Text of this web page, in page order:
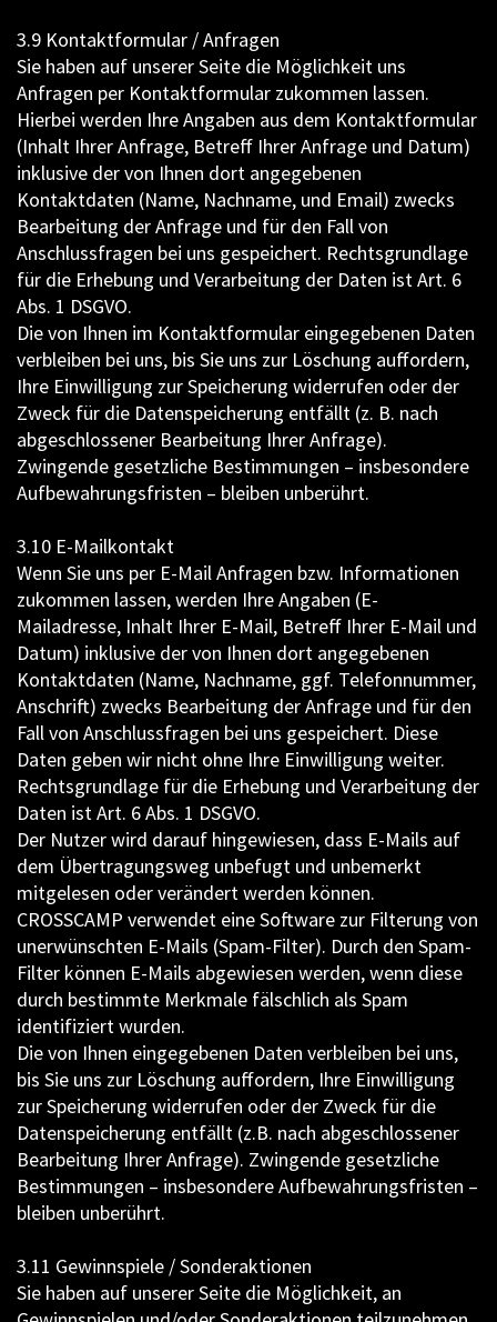
3.9 Kontaktformular / Anfragen
Sie haben auf unserer Seite die Möglichkeit uns
Anfragen per Kontaktformular zukommen lassen.
Hierbei werden Ihre Angaben aus dem Kontaktformular
(Inhalt Ihrer Anfrage, Betreff Ihrer Anfrage und Datum)
inklusive der von Ihnen dort angegebenen
Kontaktdaten (Name, Nachname, und Email) zwecks
Bearbeitung der Anfrage und für den Fall von
Anschlussfragen bei uns gespeichert. Rechtsgrundlage
für die Erhebung und Verarbeitung der Daten ist Art. 6
Abs. 1 DSGVO.
Die von Ihnen im Kontaktformular eingegebenen Daten
verbleiben bei uns, bis Sie uns zur Löschung auffordern,
Ihre Einwilligung zur Speicherung widerrufen oder der
Zweck für die Datenspeicherung entfällt (z. B. nach
abgeschlossener Bearbeitung Ihrer Anfrage).
Zwingende gesetzliche Bestimmungen – insbesondere
Aufbewahrungsfristen – bleiben unberührt.
3.10 E-Mailkontakt
Wenn Sie uns per E-Mail Anfragen bzw. Informationen
zukommen lassen, werden Ihre Angaben (E-
Mailadresse, Inhalt Ihrer E-Mail, Betreff Ihrer E-Mail und
Datum) inklusive der von Ihnen dort angegebenen
Kontaktdaten (Name, Nachname, ggf. Telefonnummer,
Anschrift) zwecks Bearbeitung der Anfrage und für den
Fall von Anschlussfragen bei uns gespeichert. Diese
Daten geben wir nicht ohne Ihre Einwilligung weiter.
Rechtsgrundlage für die Erhebung und Verarbeitung der
Daten ist Art. 6 Abs. 1 DSGVO.
Der Nutzer wird darauf hingewiesen, dass E-Mails auf
dem Übertragungsweg unbefugt und unbemerkt
mitgelesen oder verändert werden können.
CROSSCAMP verwendet eine Software zur Filterung von
unerwünschten E-Mails (Spam-Filter). Durch den Spam-
Filter können E-Mails abgewiesen werden, wenn diese
durch bestimmte Merkmale fälschlich als Spam
identifiziert wurden.
Die von Ihnen eingegebenen Daten verbleiben bei uns,
bis Sie uns zur Löschung auffordern, Ihre Einwilligung
zur Speicherung widerrufen oder der Zweck für die
Datenspeicherung entfällt (z.B. nach abgeschlossener
Bearbeitung Ihrer Anfrage). Zwingende gesetzliche
Bestimmungen – insbesondere Aufbewahrungsfristen –
bleiben unberührt.
3.11 Gewinnspiele / Sonderaktionen
Sie haben auf unserer Seite die Möglichkeit, an